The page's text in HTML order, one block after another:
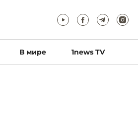
В мире 1news TV